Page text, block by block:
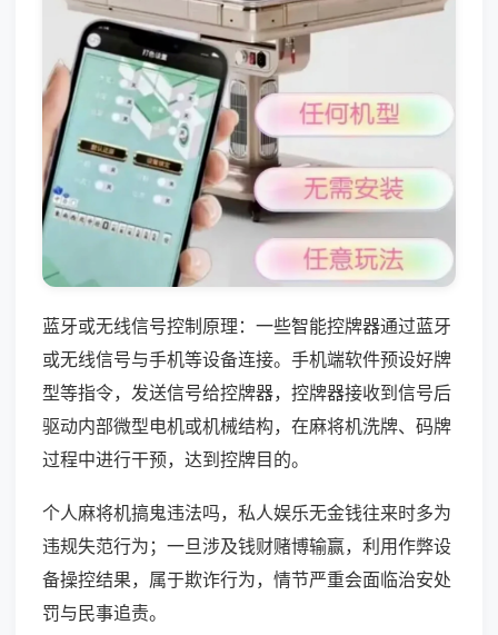
蓝牙或无线信号控制原理：一些智能控牌器通过蓝牙
或无线信号与手机等设备连接。手机端软件预设好牌
型等指令，发送信号给控牌器，控牌器接收到信号后
驱动内部微型电机或机械结构，在麻将机洗牌、码牌
过程中进行干预，达到控牌目的。
个人麻将机搞鬼违法吗，私人娱乐无金钱往来时多为
违规失范行为；一旦涉及钱财赌博输赢，利用作弊设
备操控结果，属于欺诈行为，情节严重会面临治安处
罚与民事追责。